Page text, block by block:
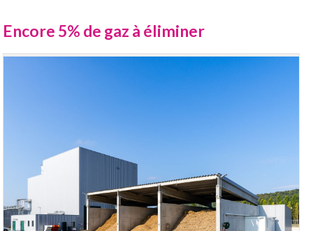
Encore 5% de gaz à éliminer